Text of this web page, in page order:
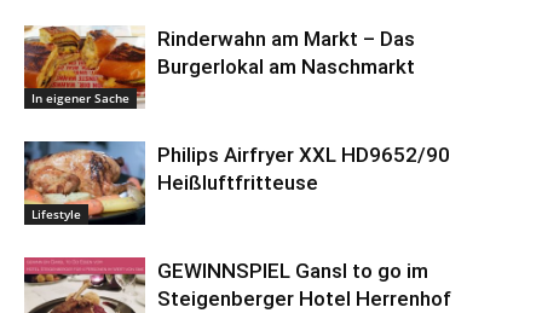
In eigener Sache
Rinderwahn am Markt – Das
Burgerlokal am Naschmarkt
Lifestyle
Philips Airfryer XXL HD9652/90
Heißluftfritteuse
GEWINNSPIEL Gansl to go im
Steigenberger Hotel Herrenhof